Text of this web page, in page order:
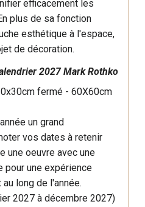
efficacement les
plus de sa fonction
esthétique à l'espace,
de décoration.
2027Mark Rothko
fermé - 60X60cm
un grand
vos dates à retenir
une oeuvre avec une
pour une expérience
long de l'année.
2027 à décembre 2027)